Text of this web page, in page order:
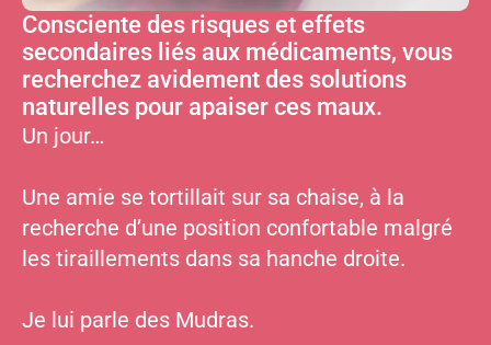
Consciente des risques et effets
secondaires liés aux médicaments, vous
recherchez avidement des solutions
naturelles pour apaiser ces maux.
Un jour…
Une amie se tortillait sur sa chaise, à la
recherche d’une position confortable malgré
les tiraillements dans sa hanche droite.
Je lui parle des Mudras.